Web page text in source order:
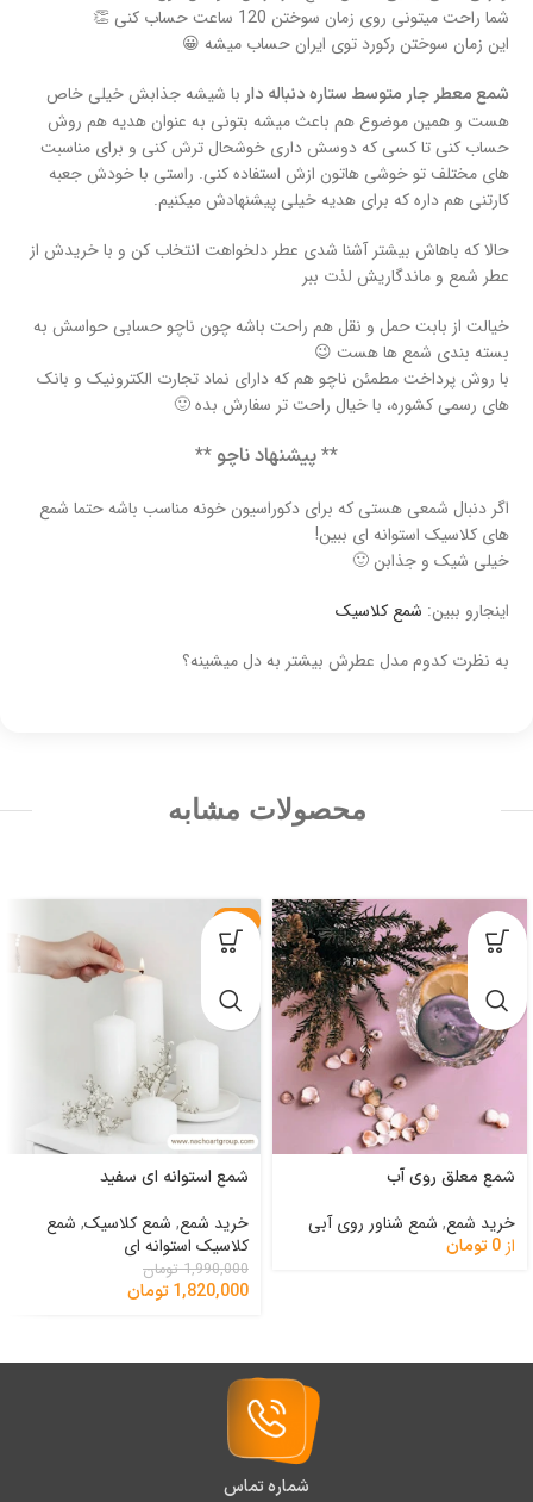
شما راحت میتونی روی زمان سوختن 120 ساعت حساب کنی 👏
این زمان سوختن رکورد توی ایران حساب میشه 😀
شمع معطر جار متوسط ستاره دنباله دار با شیشه جذابش خیلی خاص
هست و همین موضوع هم باعث میشه بتونی به عنوان هدیه هم روش
حساب کنی تا کسی که دوسش داری خوشحال ترش کنی و برای مناسبت
های مختلف تو خوشی هاتون ازش استفاده کنی. راستی با خودش جعبه
کارتنی هم داره که برای هدیه خیلی پیشنهادش میکنیم.
حالا که باهاش بیشتر آشنا شدی عطر دلخواهت انتخاب کن و با خریدش از
عطر شمع و ماندگاریش لذت ببر
خیالت از بابت حمل و نقل هم راحت باشه چون ناچو حسابی حواسش به
بسته بندی شمع ها هست 😉
با روش پرداخت مطمئن ناچو هم که دارای نماد تجارت الکترونیک و بانک
های رسمی کشوره، با خیال راحت تر سفارش بده 🙂
** پیشنهاد ناچو **
اگر دنبال شمعی هستی که برای دکوراسیون خونه مناسب باشه حتما شمع
های کلاسیک استوانه ای ببین!
خیلی شیک و جذابن 🙂
اینجارو ببین: شمع کلاسیک
به نظرت کدوم مدل عطرش بیشتر به دل میشینه؟
محصولات مشابه
شمع معلق روی آب
خرید شمع, شمع شناور روی آبی
از 0تومان
-9%
شمع استوانه ای سفید
خرید شمع, شمع کلاسیک, شمع
کلاسیک استوانه ای
1,990,000 تومان
1,820,000تومان
شماره تماس